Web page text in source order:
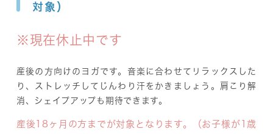
対象）
※現在休止中です
産後の方向けのヨガです。音楽に合わせてリラックスした
り、ストレッチしてじんわり汗をかきましょう。肩こり解
消、シェイプアップも期待できます。
産後18ヶ月の方までが対象となります。（お子様が1歳